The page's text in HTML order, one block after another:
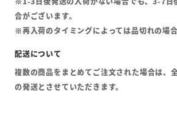
合がございます。
※再入荷のタイミングによっては品切れの場合
複数の商品をまとめてご注文された場合は、
の発送とさせていただきます。